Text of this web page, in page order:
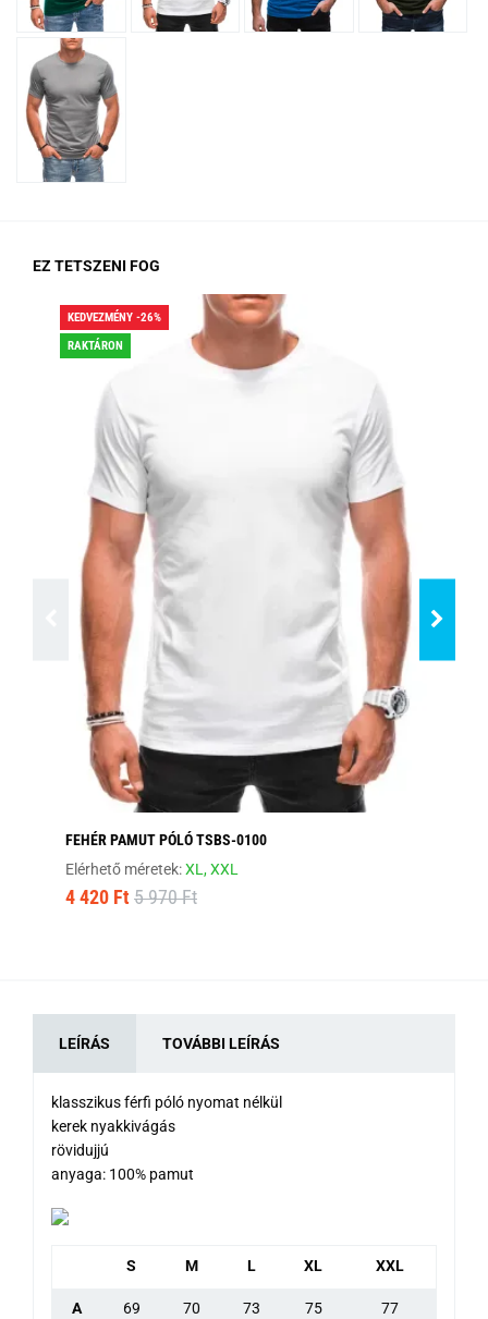
EZ TETSZENI FOG
KEDVEZMÉNY -26%
RAKTÁRON
FEHÉR PAMUT PÓLÓ TSBS-0100
Elérhető méretek:XL,XXL
4 420 Ft 5 970 Ft
LEÍRÁS TOVÁBBI LEÍRÁS
klasszikus férfi póló nyomat nélkül
kerek nyakkivágás
rövidujjú
anyaga: 100% pamut
S M L XL XXL
A 69 70 73 75 77